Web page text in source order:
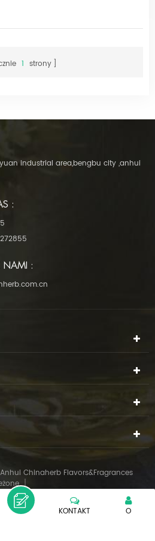
1 strony
industrial area,bengbu city ,anhui
:
NAMI :
Chinaherb Flavors&Fragrances
O
KONTAKT